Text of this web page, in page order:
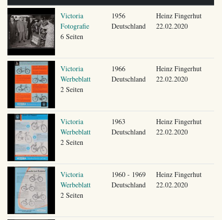
Victoria
Fotografie
6 Seiten
1956
Deutschland
Heinz Fingerhut
22.02.2020
Victoria
Werbeblatt
2 Seiten
1966
Deutschland
Heinz Fingerhut
22.02.2020
Victoria
Werbeblatt
2 Seiten
1963
Deutschland
Heinz Fingerhut
22.02.2020
Victoria
Werbeblatt
2 Seiten
1960 - 1969
Deutschland
Heinz Fingerhut
22.02.2020